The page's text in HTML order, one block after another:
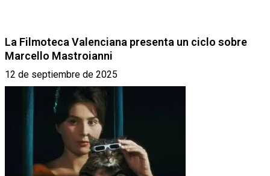
La Filmoteca Valenciana presenta un ciclo sobre
Marcello Mastroianni
12 de septiembre de 2025